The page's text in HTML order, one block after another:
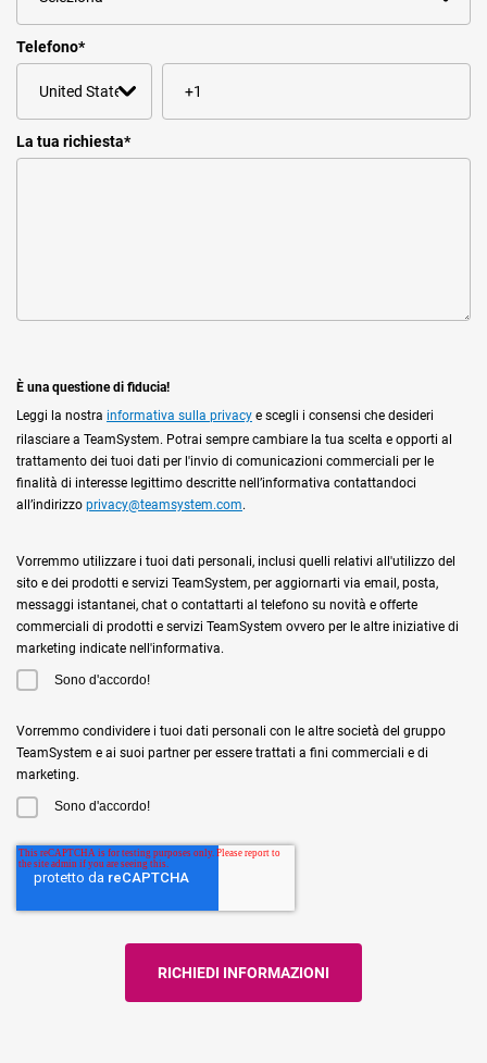
Telefono*
La tua richiesta*
È una questione di fiducia!
Leggi la nostra informativa sulla privacy e scegli i consensi che desideri
rilasciare a TeamSystem. Potrai sempre cambiare la tua scelta e opporti al
trattamento dei tuoi dati per l'invio di comunicazioni commerciali per le
finalità di interesse legittimo descritte nell’informativa contattandoci
all’indirizzo privacy@teamsystem.com.
Vorremmo utilizzare i tuoi dati personali, inclusi quelli relativi all'utilizzo del
sito e dei prodotti e servizi TeamSystem, per aggiornarti via email, posta,
messaggi istantanei, chat o contattarti al telefono su novità e offerte
commerciali di prodotti e servizi TeamSystem ovvero per le altre iniziative di
marketing indicate nell'informativa.
Sono d'accordo!
Vorremmo condividere i tuoi dati personali con le altre società del gruppo
TeamSystem e ai suoi partner per essere trattati a fini commerciali e di
marketing.
Sono d'accordo!